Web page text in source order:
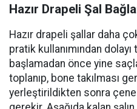
Hazır Drapeli Şal
Hazır drapeli şallar daha
pratik kullanımından
başlamadan önce yine
toplanıp, bone takılması
yerleştirildikten sonra